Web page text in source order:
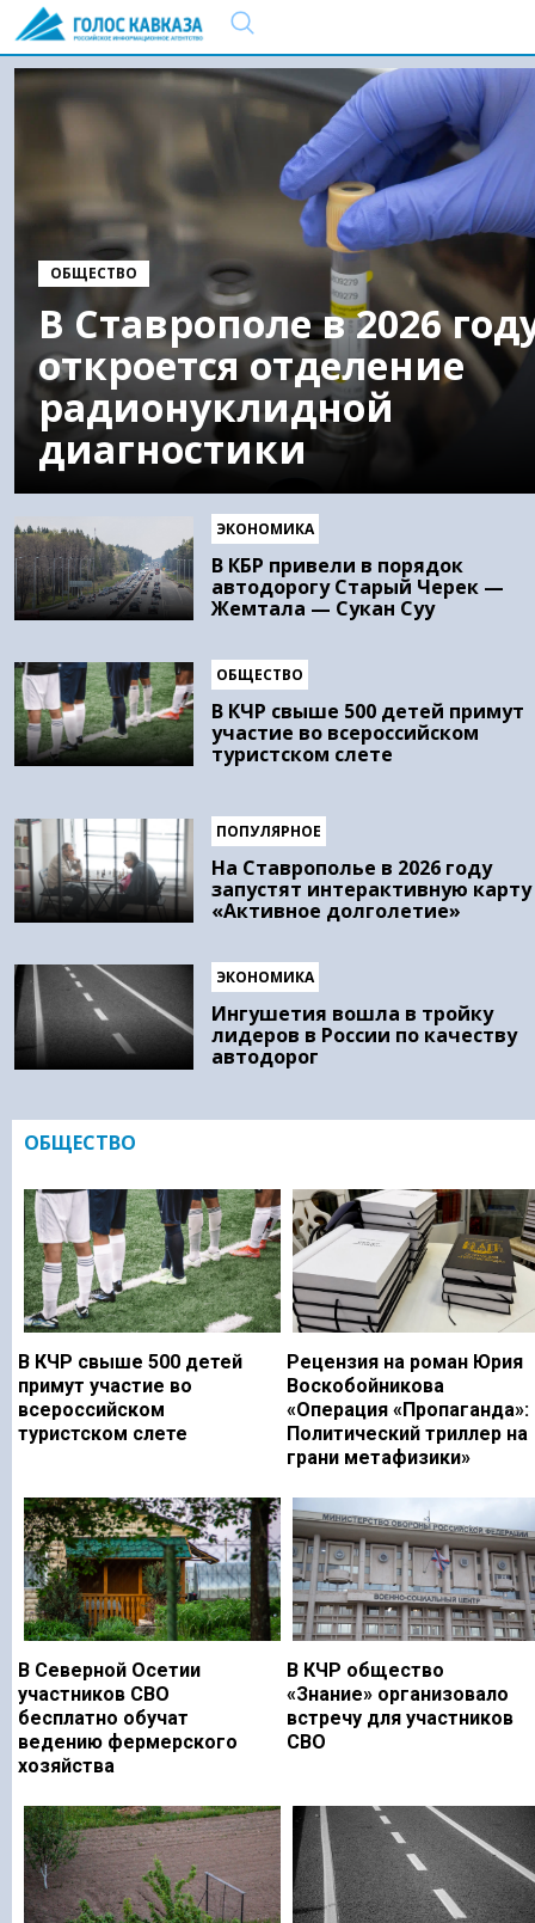
ОБЩЕСТВО
В Ставрополе в 2026
откроется отделение
радионуклидной
диагностики
ЭКОНОМИКА
В КБР привели в порядок
автодорогу Старый Черек —
Жемтала — Сукан Суу
ОБЩЕСТВО
В КЧР свыше 500 детей примут
участие во всероссийском
туристском слете
ПОПУЛЯРНОЕ
На Ставрополье в 2026 году
запустят интерактивную карту
«Активное долголетие»
ЭКОНОМИКА
Ингушетия вошла в тройку
лидеров в России по качеству
автодорог
ОБЩЕСТВО
В КЧР свыше 500 детей
примут участие во
всероссийском
туристском слете
Рецензия на роман Юрия
Воскобойникова
«Операция «Пропаганда»:
Политический триллер на
грани метафизики»
В Северной Осетии
участников СВО
бесплатно обучат
ведению фермерского
хозяйства
В КЧР общество
«Знание» организовало
встречу для участников
СВО